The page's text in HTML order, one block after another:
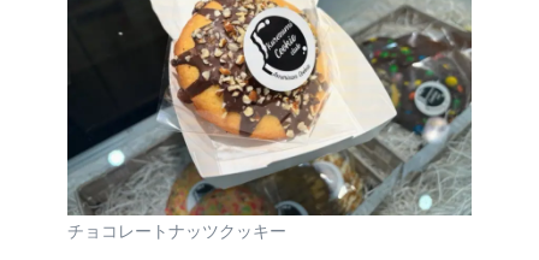
チョコレートナッツクッキー